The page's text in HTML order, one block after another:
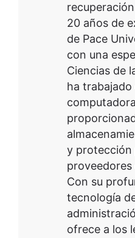
20 años de
de Pace
con una
Ciencias de
ha trabajado
y protección
proveedores
Con su
tecnología
ofrece a los